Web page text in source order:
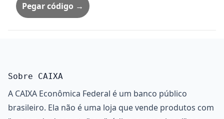
Pegar código →
Sobre CAIXA
A CAIXA Econômica Federal é um banco público
brasileiro. Ela não é uma loja que vende produtos com